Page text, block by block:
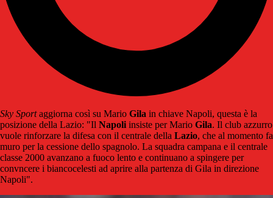
Sky Sportaggiorna così su Mario Gila in chiave Napoli, questa è la
posizione della Lazio: "Il Napoli insiste per Mario Gila. Il club azzurro
vuole rinforzare la difesa con il centrale della Lazio, che al momento fa
muro per la cessione dello spagnolo. La squadra campana e il centrale
classe 2000 avanzano a fuoco lento e continuano a spingere per
convncere i biancocelesti ad aprire alla partenza di Gila in direzione
Napoli".